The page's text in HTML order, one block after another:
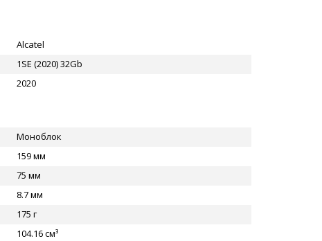
Alcatel
1SE (2020) 32Gb
2020
Моноблок
159 мм
75 мм
8.7 мм
175 г
104.16 см³